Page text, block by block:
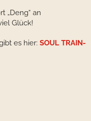
„Deng“ an
Glück!
es hier: SOUL TRAIN-